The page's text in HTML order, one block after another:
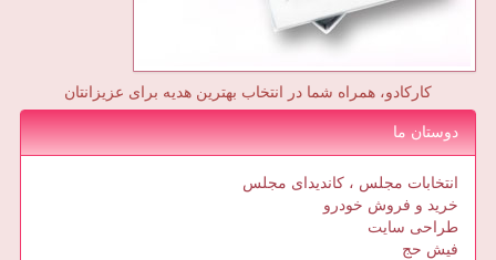
کارکادو، همراه شما در انتخاب بهترین هدیه برای عزیزانتان
دوستان ما
انتخابات مجلس ، کاندیدای مجلس
خرید و فروش خودرو
طراحی سایت
فیش حج